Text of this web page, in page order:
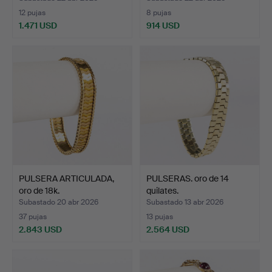
12 pujas
1.471 USD
8 pujas
914 USD
PULSERA ARTICULADA,
oro de 18k.
Subastado 20 abr 2026
37 pujas
2.843 USD
PULSERAS. oro de 14
quilates.
Subastado 13 abr 2026
13 pujas
2.564 USD